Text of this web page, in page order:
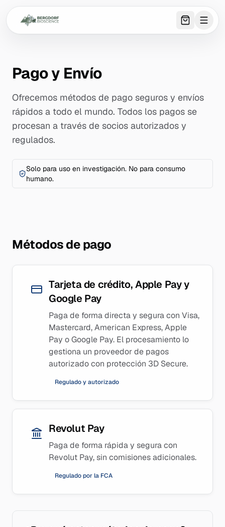
0 item
Pago y Envío
Ofrecemos métodos de pago seguros y envíos
rápidos a todo el mundo. Todos los pagos se
procesan a través de socios autorizados y
regulados.
Solo para uso en investigación. No para consumo
humano.
Métodos de pago
Tarjeta de crédito, Apple Pay y
Google Pay
Paga de forma directa y segura con Visa,
Mastercard, American Express, Apple
Pay o Google Pay. El procesamiento lo
gestiona un proveedor de pagos
autorizado con protección 3D Secure.
Regulado y autorizado
Revolut Pay
Paga de forma rápida y segura con
Revolut Pay, sin comisiones adicionales.
Regulado por la FCA